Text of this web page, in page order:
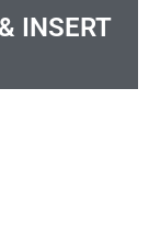
INSERT